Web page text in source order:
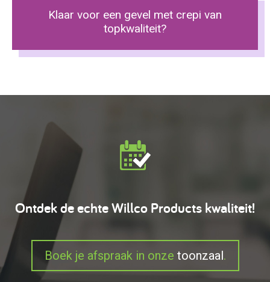
Klaar voor een gevel met crepi van
topkwaliteit?
Ontdek de echte Willco Products kwaliteit!
Boek je afspraak in onze toonzaal.